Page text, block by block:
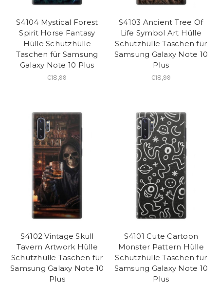
S4104 Mystical Forest
Spirit Horse Fantasy
Hülle Schutzhülle
Taschen für Samsung
Galaxy Note 10 Plus
€18,99
S4103 Ancient Tree Of
Life Symbol Art Hülle
Schutzhülle Taschen für
Samsung Galaxy Note 10
Plus
€18,99
S4102 Vintage Skull
Tavern Artwork Hülle
Schutzhülle Taschen für
Samsung Galaxy Note 10
Plus
S4101 Cute Cartoon
Monster Pattern Hülle
Schutzhülle Taschen für
Samsung Galaxy Note 10
Plus